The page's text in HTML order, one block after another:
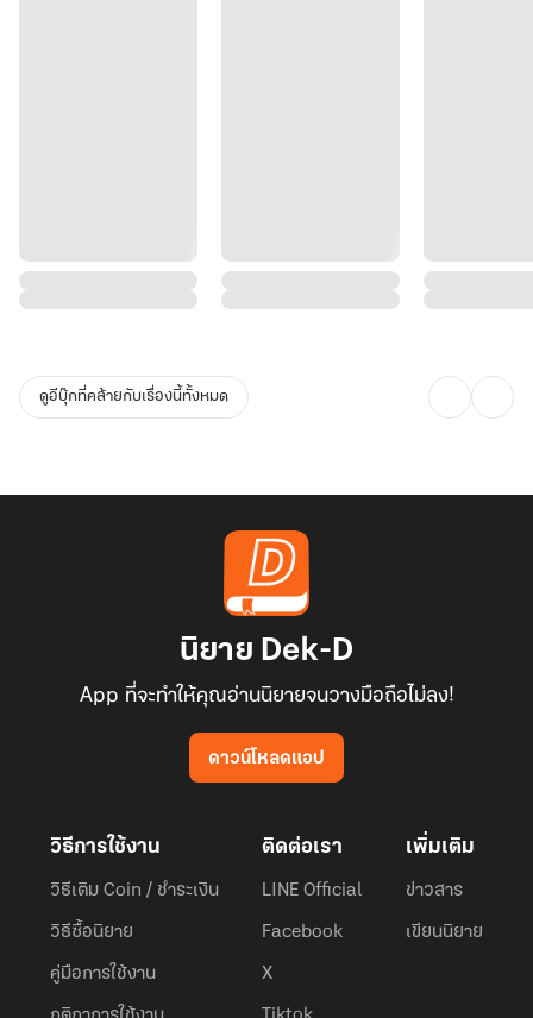
ดูอีบุ๊กที่คล้ายกับเรื่องนี้ทั้งหมด
นิยาย Dek-D
App ที่จะทำให้คุณอ่านนิยายจนวางมือถือไม่ลง!
ดาวน์โหลดแอป
วิธีการใช้งาน
วิธีเติม Coin / ชำระเงิน
วิธีซื้อนิยาย
คู่มือการใช้งาน
ติดต่อเรา
LINE Official
Facebook
X
เพิ่มเติม
ข่าวสาร
เขียนนิยาย